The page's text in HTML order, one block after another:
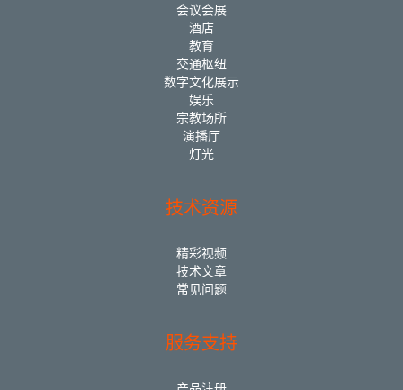
会议会展
酒店
教育
交通枢纽
数字文化展示
娱乐
宗教场所
演播厅
灯光
技术资源
精彩视频
技术文章
常见问题
服务支持